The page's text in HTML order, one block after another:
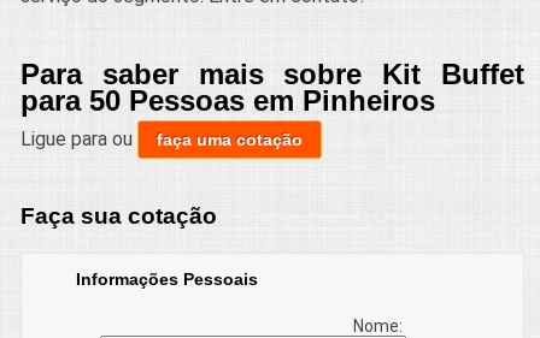
Para saber mais sobre Kit Buffet
para 50 Pessoas em Pinheiros
Ligue paraou faça uma cotação
Faça sua cotação
Informações Pessoais
Nome: